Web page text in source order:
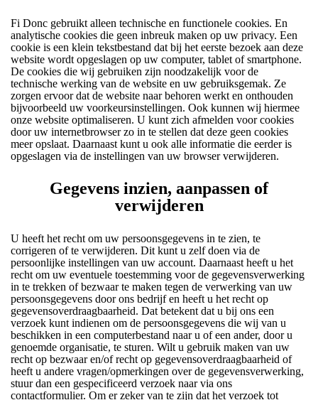
Fi Donc gebruikt alleen technische en functionele cookies. En
analytische cookies die geen inbreuk maken op uw privacy. Een
cookie is een klein tekstbestand dat bij het eerste bezoek aan deze
website wordt opgeslagen op uw computer, tablet of smartphone.
De cookies die wij gebruiken zijn noodzakelijk voor de
technische werking van de website en uw gebruiksgemak. Ze
zorgen ervoor dat de website naar behoren werkt en onthouden
bijvoorbeeld uw voorkeursinstellingen. Ook kunnen wij hiermee
onze website optimaliseren. U kunt zich afmelden voor cookies
door uw internetbrowser zo in te stellen dat deze geen cookies
meer opslaat. Daarnaast kunt u ook alle informatie die eerder is
opgeslagen via de instellingen van uw browser verwijderen.
Gegevens inzien, aanpassen of
verwijderen
U heeft het recht om uw persoonsgegevens in te zien, te
corrigeren of te verwijderen. Dit kunt u zelf doen via de
persoonlijke instellingen van uw account. Daarnaast heeft u het
recht om uw eventuele toestemming voor de gegevensverwerking
in te trekken of bezwaar te maken tegen de verwerking van uw
persoonsgegevens door ons bedrijf en heeft u het recht op
gegevensoverdraagbaarheid. Dat betekent dat u bij ons een
verzoek kunt indienen om de persoonsgegevens die wij van u
beschikken in een computerbestand naar u of een ander, door u
genoemde organisatie, te sturen. Wilt u gebruik maken van uw
recht op bezwaar en/of recht op gegevensoverdraagbaarheid of
heeft u andere vragen/opmerkingen over de gegevensverwerking,
stuur dan een gespecificeerd verzoek naar via ons
contactformulier. Om er zeker van te zijn dat het verzoek tot